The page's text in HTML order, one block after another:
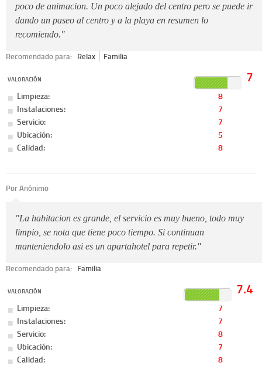
poco de animacion. Un poco alejado del centro pero se puede ir
dando un paseo al centro y a la playa en resumen lo
recomiendo."
Recomendado para: Relax Familia
VALORACIÓN 7
Limpieza:
8
Instalaciones:
7
Servicio:
7
Ubicación:
5
Calidad:
8
Por Anónimo
"La habitacion es grande, el servicio es muy bueno, todo muy
limpio, se nota que tiene poco tiempo. Si continuan
manteniendolo asi es un apartahotel para repetir."
Recomendado para: Familia
VALORACIÓN 7.4
Limpieza:
7
Instalaciones:
7
Servicio:
8
Ubicación:
7
Calidad:
8